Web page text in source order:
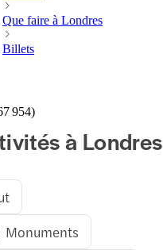
Que faire à Londres
Billets
954)
à Londres
Monuments